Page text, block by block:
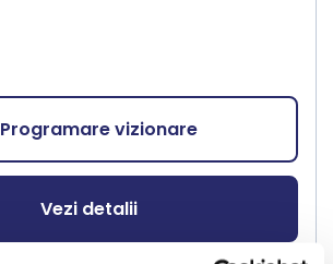
Programare vizionare
Vezi detalii